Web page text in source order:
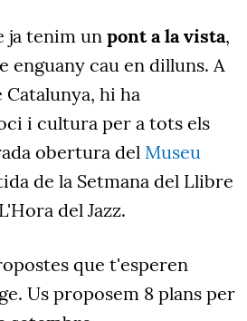
ja tenim unpont a la vista,
enguany cau en dilluns. A
hi ha
i cultura per a tots els
obertura del Museu
de la Setmana del Llibre
del Jazz.
que t'esperen
Us proposem 8 plans per